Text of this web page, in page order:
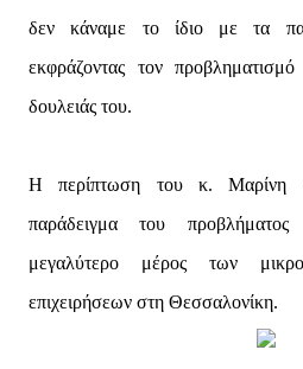
δεν κάναμε το ίδιο με τα
εκφράζοντας τον
δουλειάς του.
Η περίπτωση του κ. Μαρίνη
παράδειγμα του
μεγαλύτερο μέρος των
επιχειρήσεων στη Θεσσαλονίκη.